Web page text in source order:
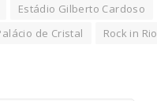
Estádio Gilberto Cardoso
de Cristal
Rock in Rio